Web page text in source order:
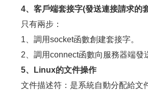
4、客戶端套接字(發送連接請求的
只有兩步：
1、調用socket函數創建套接字。
2、調用connect函數向服務器端發
5、Linux的文件操作
文件描述符：是系統自動分配給文